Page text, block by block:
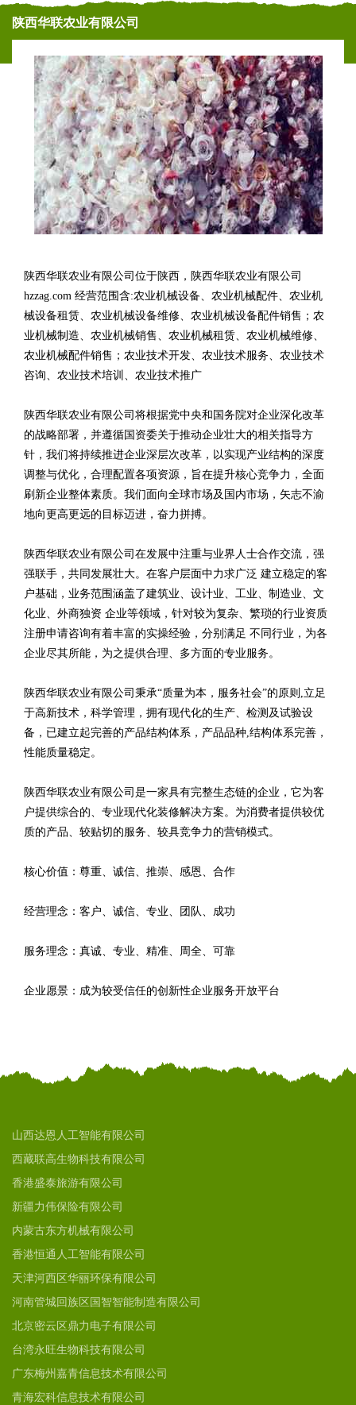
陕西华联农业有限公司
陕西华联农业有限公司位于陕西，陕西华联农业有限公司
hzzag.com 经营范围含:农业机械设备、农业机械配件、农业机
械设备租赁、农业机械设备维修、农业机械设备配件销售；农
业机械制造、农业机械销售、农业机械租赁、农业机械维修、
农业机械配件销售；农业技术开发、农业技术服务、农业技术
咨询、农业技术培训、农业技术推广
陕西华联农业有限公司将根据党中央和国务院对企业深化改革
的战略部署，并遵循国资委关于推动企业壮大的相关指导方
针，我们将持续推进企业深层次改革，以实现产业结构的深度
调整与优化，合理配置各项资源，旨在提升核心竞争力，全面
刷新企业整体素质。我们面向全球市场及国内市场，矢志不渝
地向更高更远的目标迈进，奋力拼搏。
陕西华联农业有限公司在发展中注重与业界人士合作交流，强
强联手，共同发展壮大。在客户层面中力求广泛 建立稳定的客
户基础，业务范围涵盖了建筑业、设计业、工业、制造业、文
化业、外商独资 企业等领域，针对较为复杂、繁琐的行业资质
注册申请咨询有着丰富的实操经验，分别满足 不同行业，为各
企业尽其所能，为之提供合理、多方面的专业服务。
陕西华联农业有限公司秉承“质量为本，服务社会”的原则,立足
于高新技术，科学管理，拥有现代化的生产、检测及试验设
备，已建立起完善的产品结构体系，产品品种,结构体系完善，
性能质量稳定。
陕西华联农业有限公司是一家具有完整生态链的企业，它为客
户提供综合的、专业现代化装修解决方案。为消费者提供较优
质的产品、较贴切的服务、较具竞争力的营销模式。
核心价值：尊重、诚信、推崇、感恩、合作
经营理念：客户、诚信、专业、团队、成功
服务理念：真诚、专业、精准、周全、可靠
企业愿景：成为较受信任的创新性企业服务开放平台
山西达恩人工智能有限公司
西藏联高生物科技有限公司
香港盛泰旅游有限公司
新疆力伟保险有限公司
内蒙古东方机械有限公司
香港恒通人工智能有限公司
天津河西区华丽环保有限公司
河南管城回族区国智智能制造有限公司
北京密云区鼎力电子有限公司
台湾永旺生物科技有限公司
广东梅州嘉青信息技术有限公司
青海宏科信息技术有限公司